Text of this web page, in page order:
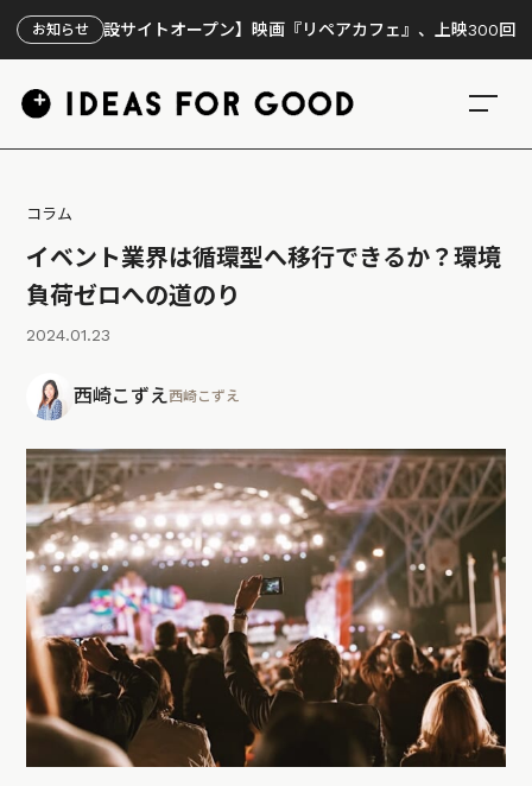
お知らせ
設サイトオープン】映画『リペアカフェ』、上映300回の先で見えて
コラム
イベント業界は循環型へ移行できるか？環境
負荷ゼロへの道のり
2024.01.23
西崎こずえ西崎こずえ